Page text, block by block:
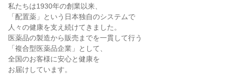
私たちは1930年の創業以来、
「配置薬」という日本独自のシステムで
人々の健康を支え続けてきました。
医薬品の製造から販売までを一貫して行う
「複合型医薬品企業」として、
全国のお客様に安心と健康を
お届けしています。